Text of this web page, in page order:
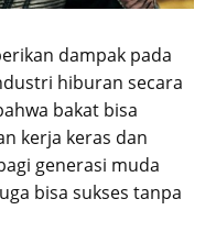
dampak pada
hiburan secara
bakat bisa
kerja keras dan
generasi muda
bisa sukses tanpa